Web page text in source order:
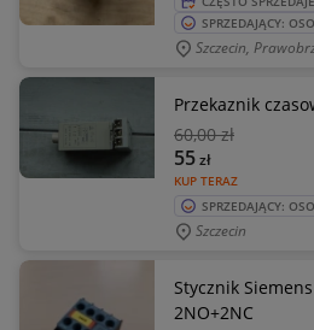
SPRZEDAJĄCY:
Szczecin,
Przekaznik
60,00 zł
KUP TERAZ
55zł
SPRZEDAJĄCY:
Szczecin
Stycznik
2NO+2NC